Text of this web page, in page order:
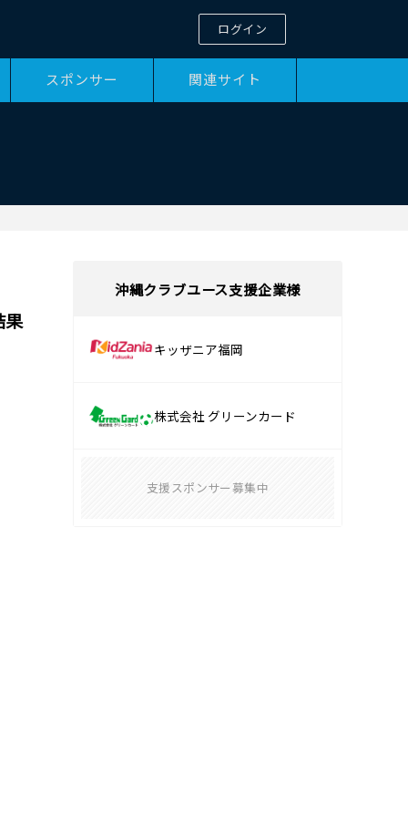
ログイン
スポンサー 関連サイト
果
沖縄クラブユース支援企業様
キッザニア福岡
株式会社 グリーンカード
支援スポンサー募集中